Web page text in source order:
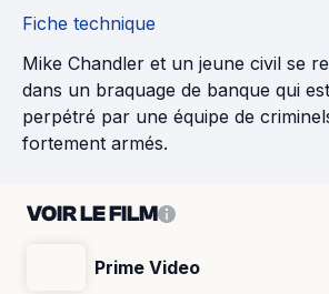
Fiche technique
Mike Chandler et un jeune civil se
dans un braquage de banque qui
perpétré par une équipe de
fortement armés.
VOIR LE FILM
Prime Video